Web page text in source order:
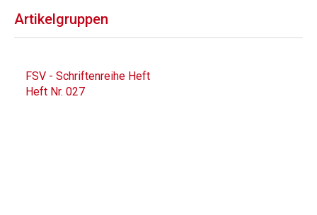
Artikelgruppen
FSV - Schriftenreihe Heft
Heft Nr. 027